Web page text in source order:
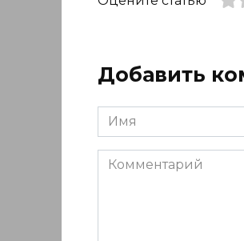
Добавить
Имя
*
Комментарий